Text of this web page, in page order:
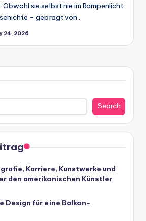
sie selbst nie im Rampenlicht
– geprägt von…
24, 2026
Search
Karriere, Kunstwerke und
den amerikanischen Künstler
Design für eine Balkon-